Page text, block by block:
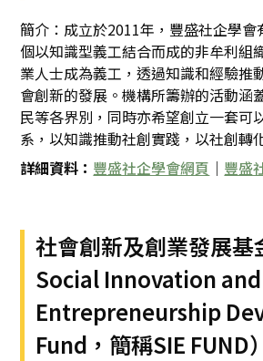
簡介：成立於2011年，豐盛社企學會
個以知識型義工結合而成的非牟利組
業人士成為義工，透過知識和經驗推
會創新的發展。機構所籌辦的活動涵
民等各界別，同時亦希望創立一套可
系，以知識推動社創實踐，以社創轉
詳細資料： 豐盛社企學會網頁 ｜ 豐盛
社會創新及創業發展
Social Innovation and
Entrepreneurship
Fund，簡稱SIE FUND）